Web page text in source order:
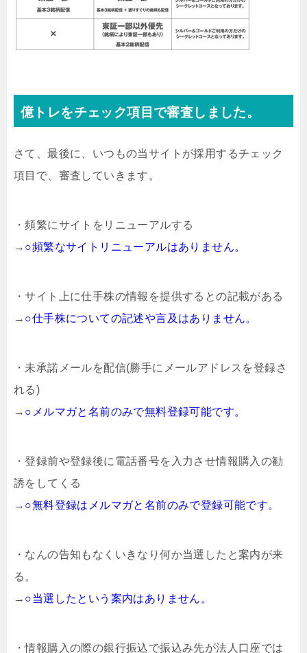
億トレをチェック項目で審査しました。
さて、最後に、いつもの当サイトが採用するチェック
項目で、審査していきます。
・頻繁にサイトをリニューアルする
→ ○頻繁なサイトリニューアルはありません。
・サイト上に仕手株の情報を提供するとの記載がある
→ ○仕手株についての記述や言及はありません。
・未承諾メールを配信(勝手にメールアドレスを登録さ
れる)
→ ○メルマガと名前のみで無料登録可能です。
・登録前や登録後に電話番号を入力させ情報購入の勧
誘をしてくる
→ ○無料登録はメルマガと名前のみで登録可能です。
・なんの告知もなくいきなり何か当選したと案内が来
る。
→ ○当選したという案内はありません。
・情報購入の際の銀行振込で振込み先が法人口座では